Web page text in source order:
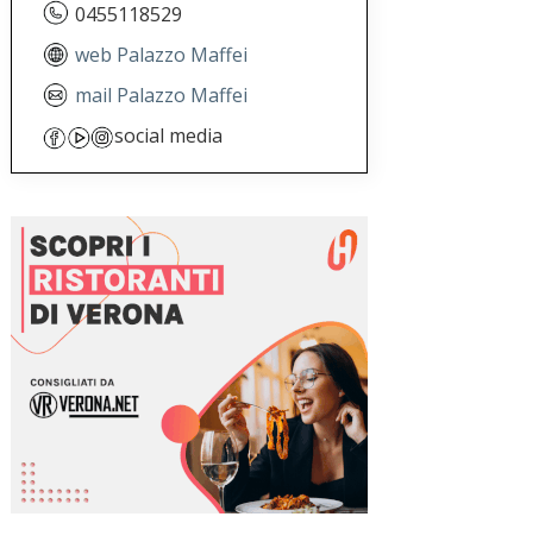
0455118529
web Palazzo Maffei
mail Palazzo Maffei
social media